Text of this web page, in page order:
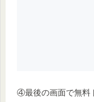
④最後の画面で無料